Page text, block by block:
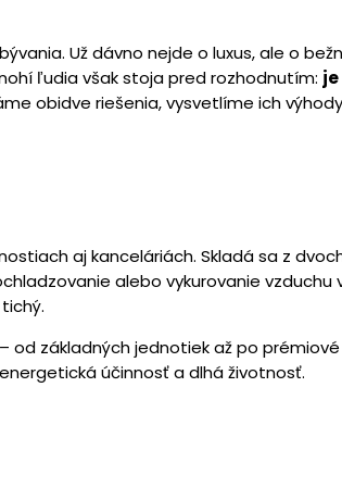
Už dávno nejde o luxus, ale o
ľudia však stoja pred rozhodnutím:
obidve riešenia, vysvetlíme ich
aj kanceláriách. Skladá sa z
alebo vykurovanie
základných jednotiek až po
účinnosť a dlhá životnosť.